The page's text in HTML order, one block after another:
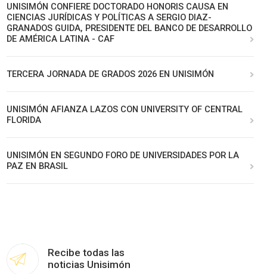
UNISIMÓN CONFIERE DOCTORADO HONORIS CAUSA EN
CIENCIAS JURÍDICAS Y POLÍTICAS A SERGIO DIAZ-
GRANADOS GUIDA, PRESIDENTE DEL BANCO DE DESARROLLO
DE AMÉRICA LATINA - CAF
TERCERA JORNADA DE GRADOS 2026 EN UNISIMÓN
UNISIMÓN AFIANZA LAZOS CON UNIVERSITY OF CENTRAL
FLORIDA
UNISIMÓN EN SEGUNDO FORO DE UNIVERSIDADES POR LA
PAZ EN BRASIL
Recibe todas las
noticias Unisimón